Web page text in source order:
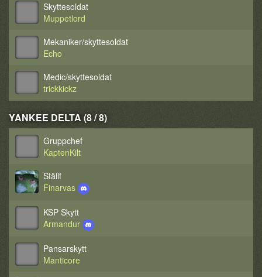
Skyttesoldat
Muppetlord
Mekaniker/skyttesoldat
Echo
Medic/skyttesoldat
trickkickz
YANKEE DELTA (8 / 8)
Gruppchef
KaptenKilt
Ställf
Finarvas
KSP Skytt
Armandur
Pansarskytt
Manticore